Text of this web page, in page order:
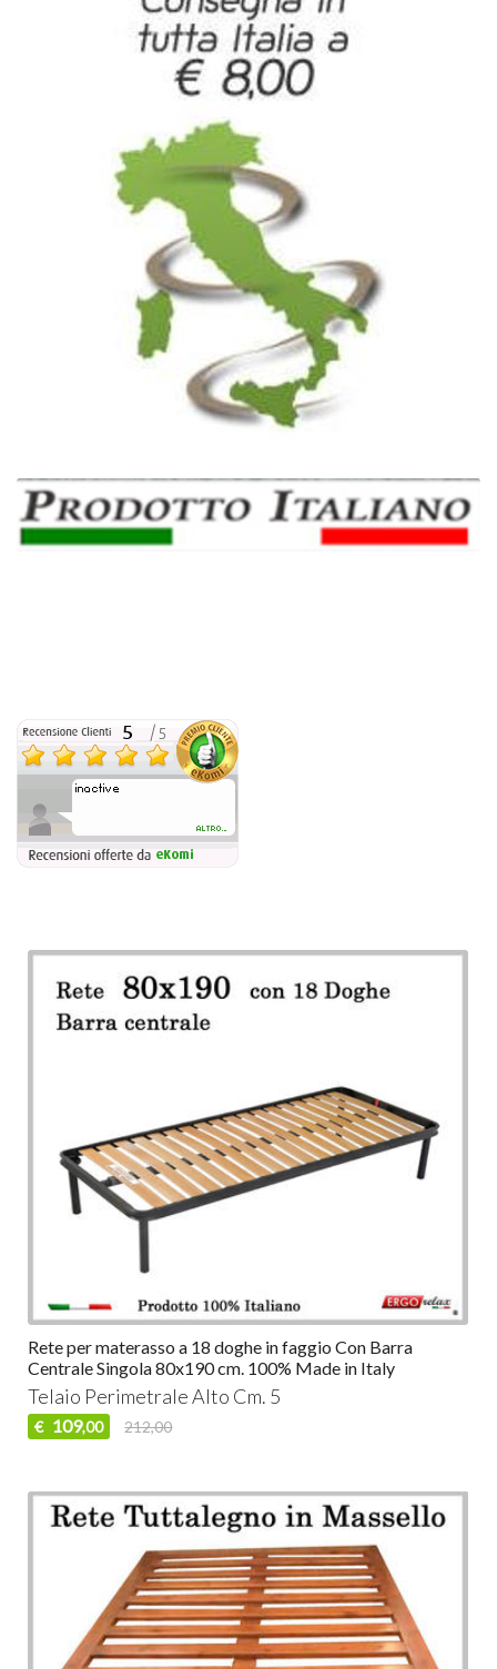
Rete per materasso a 18 doghe in faggio Con Barra
Centrale Singola 80x190 cm. 100% Made in Italy
Telaio Perimetrale Alto Cm. 5
€ 109,00 212,00